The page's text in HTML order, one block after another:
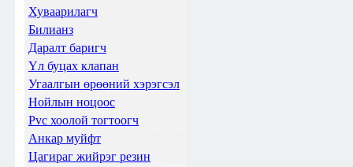
Хуваарилагч
Билианз
Даралт баригч
Үл буцах клапан
Угаалгын өрөөний хэрэгсэл
Нойлын ноцоос
Pvc хоолой тогтоогч
Анкар муйфт
Цагираг жийрэг резин